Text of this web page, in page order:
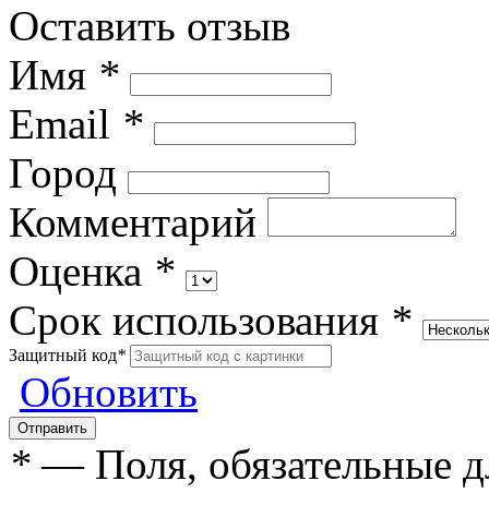
Оставить отзыв
Имя *
Email *
Город
Комментарий
Оценка *
Срок использования *
Защитный код*
Обновить
* — Поля, обязательные